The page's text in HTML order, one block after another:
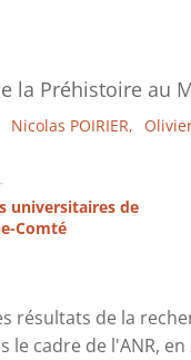
la Préhistoire au
Nicolas POIRIER,
universitaires de
Comté
résultats de la
cadre de l'ANR,